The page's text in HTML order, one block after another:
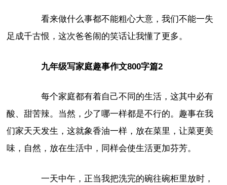
看来做什么事都不能粗心大意，我们不能一失
足成千古恨，这次爸爸闹的笑话让我懂了更多。
九年级写家庭趣事作文800字篇2
每个家庭都有着自己不同的生活，这其中必有
酸、甜苦辣。当然，少了哪一样都是不行的。趣事在我
们家天天发生，这就象香油一样，放在菜里，让菜更美
味，自然，放在生活中，同样会使生活更加芬芳。
一天中午，正当我把洗完的碗往碗柜里放时，